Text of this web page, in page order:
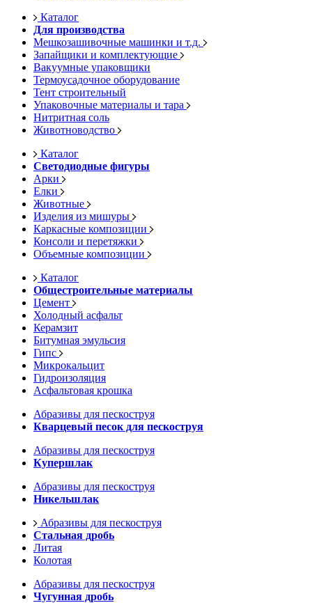
Каталог
Для производства
Мешкозашивочные машинки и т.д.
Запайщики и комплектующие
Вакуумные упаковщики
Термоусадочное оборудование
Тент строительный
Упаковочные материалы и тара
Нитритная соль
Животноводство
Каталог
Светодиодные фигуры
Арки
Елки
Животные
Изделия из мишуры
Каркасные композиции
Консоли и перетяжки
Объемные композиции
Каталог
Общестроительные материалы
Цемент
Холодный асфальт
Керамзит
Битумная эмульсия
Гипс
Микрокальцит
Гидроизоляция
Асфальтовая крошка
Абразивы для пескоструя
Кварцевый песок для пескоструя
Абразивы для пескоструя
Купершлак
Абразивы для пескоструя
Никельшлак
Абразивы для пескоструя
Стальная дробь
Литая
Колотая
Абразивы для пескоструя
Чугунная дробь